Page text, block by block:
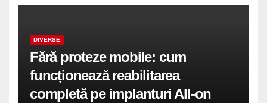
DIVERSE
Fără proteze mobile: cum
funcționează reabilitarea
completă pe implanturi All-on